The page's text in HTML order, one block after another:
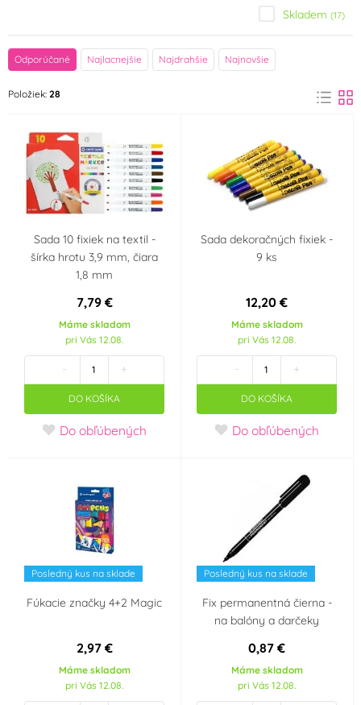
značka
Centropen
GUIRCA Megabublina
MFP Paper PartyDeco (1)
(1)
Bílá Bordó
Černá (9) Červená (5)
Krémová (mokka) (6)
Modrozelená
(tyrkys)
(1)
Oranžová
Stříbrná (3)
Skladem (17)
Odporúčané Najlacnejšie Najdrahšie Najnovšie
Položiek: 28
Sada 10 fixiek na textil -
šírka hrotu 3,9 mm, čiara
1,8 mm
7,79 €
Máme skladom
pri Vás 12.08.
- +
DO KOŠÍKA
Do obľúbených
Sada dekoračných fixiek -
9 ks
12,20 €
Máme skladom
pri Vás 12.08.
- +
DO KOŠÍKA
Do obľúbených
Posledný kus na sklade
Fúkacie značky 4+2 Magic
2,97 €
Máme skladom
pri Vás 12.08.
Posledný kus na sklade
Fix permanentná čierna -
na balóny a darčeky
0,87 €
Máme skladom
pri Vás 12.08.